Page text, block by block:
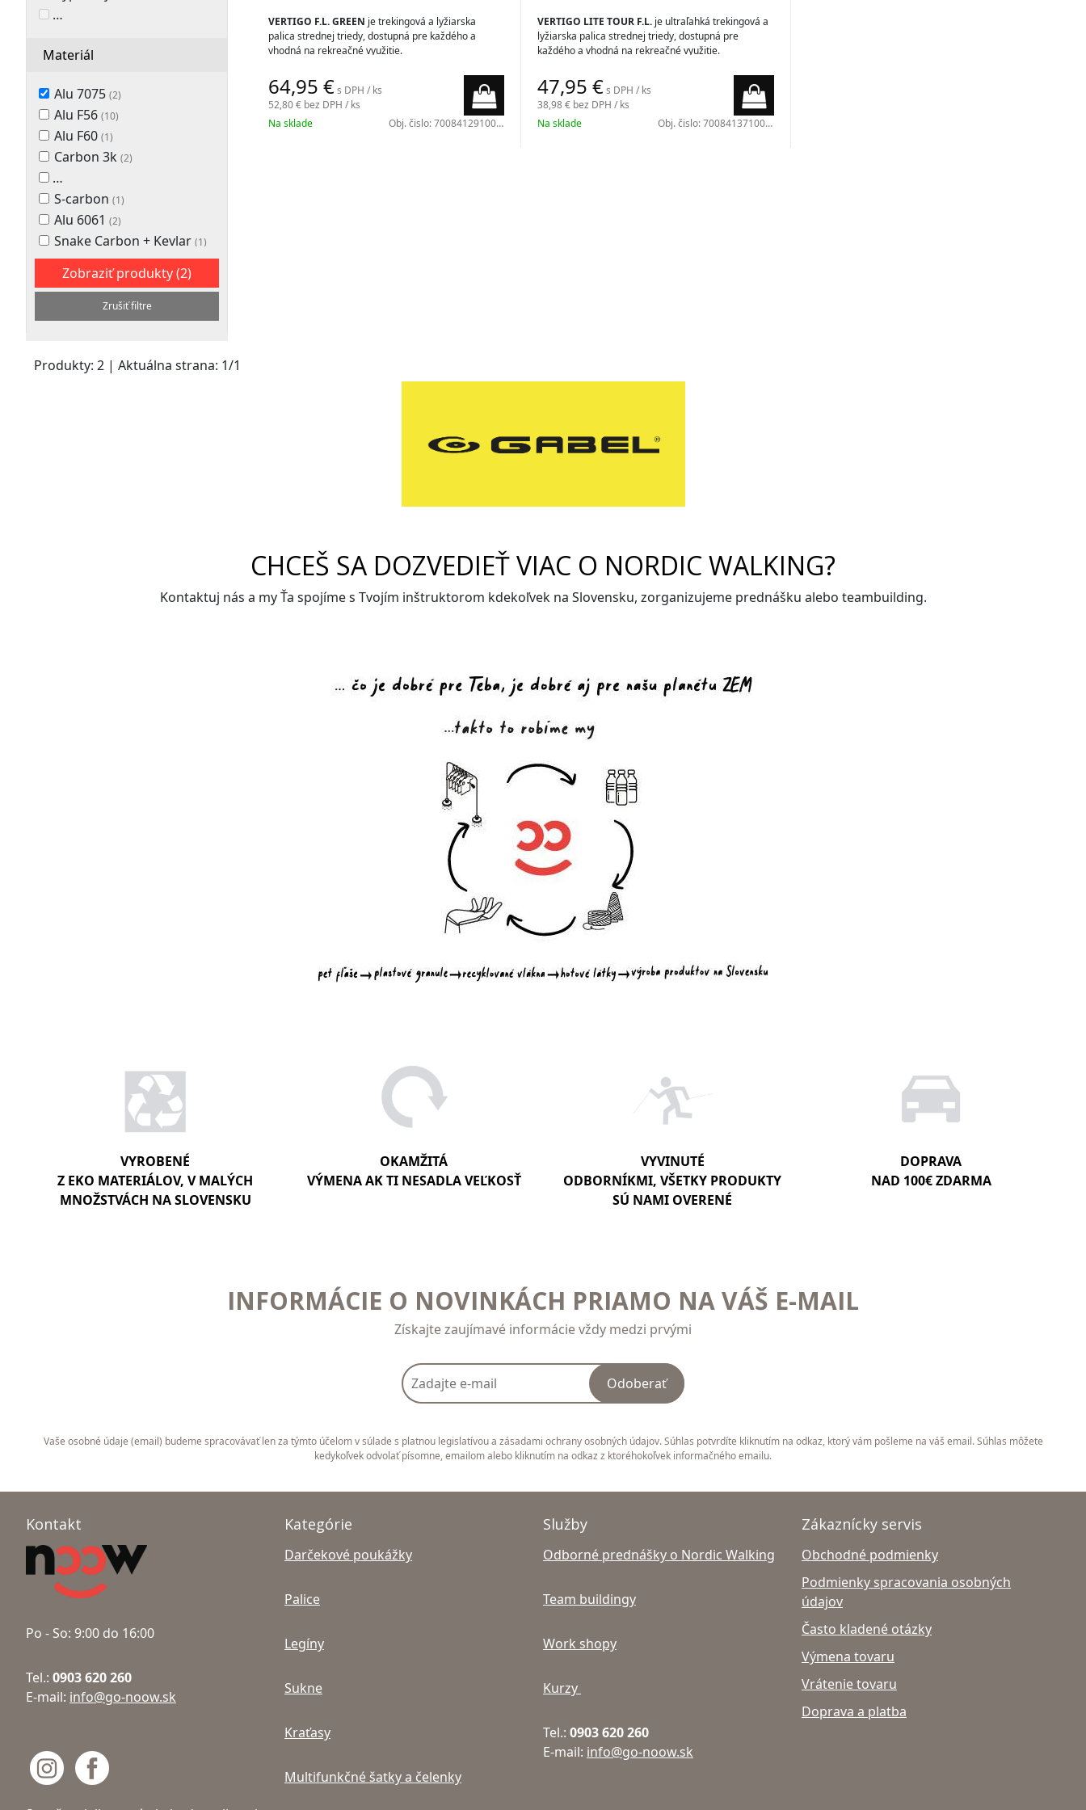
palice OBĽÚBENÉ PRODUKTY
Materiál
Alu 7075 (2)
Alu F56 (10)
Alu F60 (1)
Carbon 3k (2)
Snake Carbon 100 + Alu F60
S-carbon (1)
Alu 6061 (2)
Snake Carbon + Kevlar (1)
Zobraziť produkty(2)
Zrušiť filtre
VERTIGO F.L. GREEN je trekingová a lyžiarska
palica strednej triedy, dostupná pre každého a
vhodná na rekreačné využitie.
64,95 €s DPH / ks
52,80 € bez DPH / ks
Na sklade
Obj. čislo:7008412910000
VERTIGO LITE TOUR F.L. je ultraľahká trekingová a
lyžiarska palica strednej triedy, dostupná pre
každého a vhodná na rekreačné využitie.
47,95 €s DPH / ks
38,98 € bez DPH / ks
Na sklade
Obj. čislo:7008413710000
Produkty: 2 | Aktuálna strana: 1/1
CHCEŠ SA DOZVEDIEŤ VIAC O NORDIC WALKING?
Kontaktuj nás a my Ťa spojíme s Tvojím inštruktorom kdekoľvek na Slovensku, zorganizujeme prednášku alebo teambuilding.
VYROBENÉ
Z EKO MATERIÁLOV, V MALÝCH
MNOŽSTVÁCH NA SLOVENSKU
OKAMŽITÁ
VÝMENA AK TI NESADLA VEĽKOSŤ
VYVINUTÉ
ODBORNÍKMI, VŠETKY PRODUKTY
SÚ NAMI OVERENÉ
DOPRAVA
NAD 100€ ZDARMA
INFORMÁCIE O NOVINKÁCH PRIAMO NA VÁŠ E-MAIL
Získajte zaujímavé informácie vždy medzi prvými
Odoberať
Vaše osobné údaje (email) budeme spracovávať len za týmto účelom v súlade s platnou legislatívou a zásadami ochrany osobných údajov. Súhlas potvrdíte kliknutím na odkaz, ktorý vám pošleme na váš email. Súhlas môžete
kedykoľvek odvolať písomne, emailom alebo kliknutím na odkaz z ktoréhokoľvek informačného emailu.
Kontakt
Po - So: 9:00 do 16:00
Tel.: 0903 620 260
E-mail: info@go-noow.sk
Kategórie
Darčekové poukážky
Palice
Legíny
Sukne
Kraťasy
Multifunkčné šatky a čelenky
Služby
Odborné prednášky o Nordic Walking
Team buildingy
Work shopy
Kurzy
Tel.: 0903 620 260
E-mail: info@go-noow.sk
Zákaznícky servis
Obchodné podmienky
Podmienky spracovania osobných
údajov
Často kladené otázky
Výmena tovaru
Vrátenie tovaru
Doprava a platba